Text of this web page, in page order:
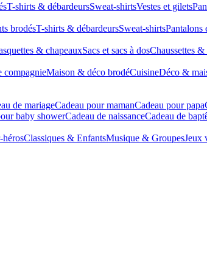
T-shirts & débardeursSweat-shirtsVestes et gilets
brodésT-shirts & débardeursSweat-shirtsPantalons
& chapeauxSacs et sacs à dosChaussettes &
compagnieMaison & déco brodéCuisineDéco &
de mariage​Cadeau pour mamanCadeau pour papa
baby showerCadeau de naissanceCadeau de
hérosClassiques & EnfantsMusique & GroupesJeux